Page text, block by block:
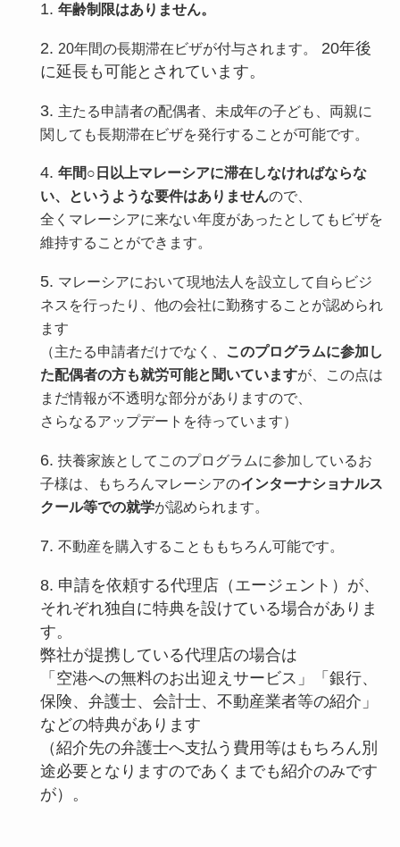
年齢制限はありません。
20年間の長期滞在ビザが付与されます。
20年後
に延長も可能とされています。
主たる申請者の配偶者、未成年の子ども、両親に
関しても長期滞在ビザを発行することが可能です。
年間○日以上マレーシアに滞在しなければならな
い、というような要件はありませんので、
全くマレーシアに来ない年度があったとしてもビザを
維持することができます。
マレーシアにおいて現地法人を設立して自らビジ
ネスを行ったり、他の会社に勤務することが認められ
ます
（主たる申請者だけでなく、
このプログラムに参加し
た配偶者の方も就労可能と聞いていますが、この点は
まだ情報が不透明な部分がありますので、
さらなるアップデートを待っています）
扶養家族としてこのプログラムに参加しているお
子様は、もちろんマレーシアのインターナショナルス
クール等での就学が認められます。
不動産を購入することももちろん可能です。
申請を依頼する代理店（エージェント）が、
それぞれ独自に特典を設けている場合がありま
す。
弊社が提携している代理店の場合は
「空港への無料のお出迎えサービス」「銀行、
保険、弁護士、会計士、不動産業者等の紹介」
などの特典があります
（紹介先の弁護士へ支払う費用等はもちろん別
途必要となりますのであくまでも紹介のみです
が）。